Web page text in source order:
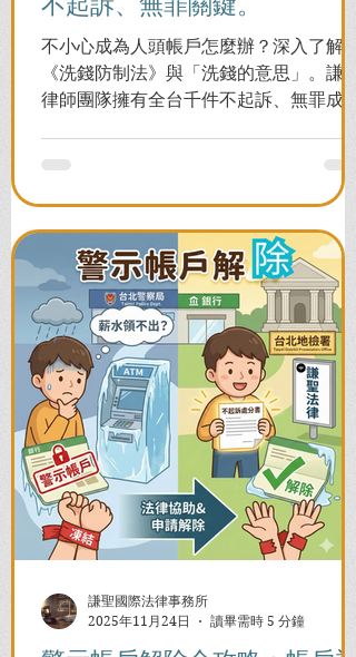
不小心成為人頭帳戶怎麼辦？深入了解
《洗錢防制法》與「洗錢的意思」。謙聖
律師團隊擁有全台千件不起訴、無罪成功
謙聖國際法律事務所
2025年11月24日
讀畢需時 5 分鐘